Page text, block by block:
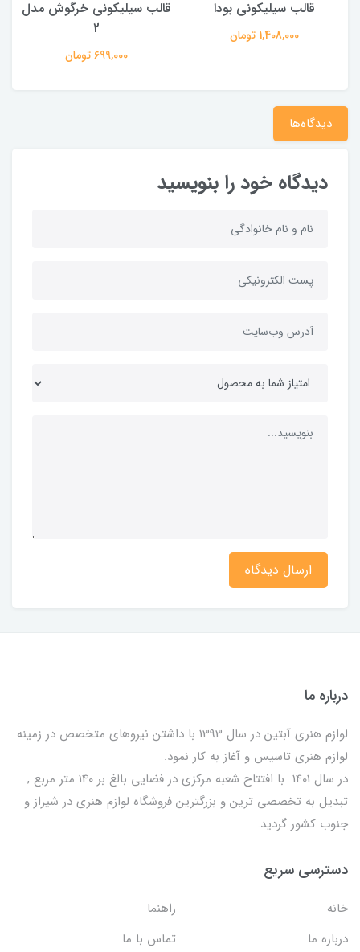
قالب سیلیکونی بودا
1,408,000 تومان
قالب سیلیکونی خرگوش مدل
2
699,000 تومان
دیدگاه‌ها
دیدگاه خود را بنویسید
ارسال دیدگاه
درباره ما
لوازم هنری آبتین در سال 1393 با داشتن نیروهای متخصص در زمینه
لوازم هنری تاسیس و آغاز به کار نمود.
در سال 1401 با افتتاح شعبه مرکزی در فضایی بالغ بر 140 متر مربع ,
تبدیل به تخصصی ترین و بزرگترین فروشگاه لوازم هنری در شیراز و
جنوب کشور گردید.
دسترسی سریع
خانه
راهنما
درباره ما
تماس با ما